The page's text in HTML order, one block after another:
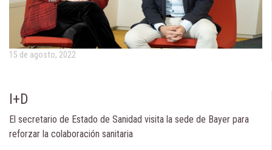
15 de agosto, 2022
I+D
El secretario de Estado de Sanidad visita la sede de Bayer para
reforzar la colaboración sanitaria